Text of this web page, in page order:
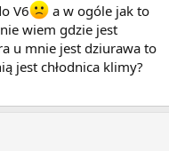
V6
a w ogóle jak to
wiem gdzie jest
u mnie jest dziurawa to
jest chłodnica klimy?